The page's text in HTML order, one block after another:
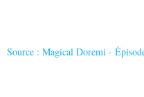
Source : Magical Doremi -